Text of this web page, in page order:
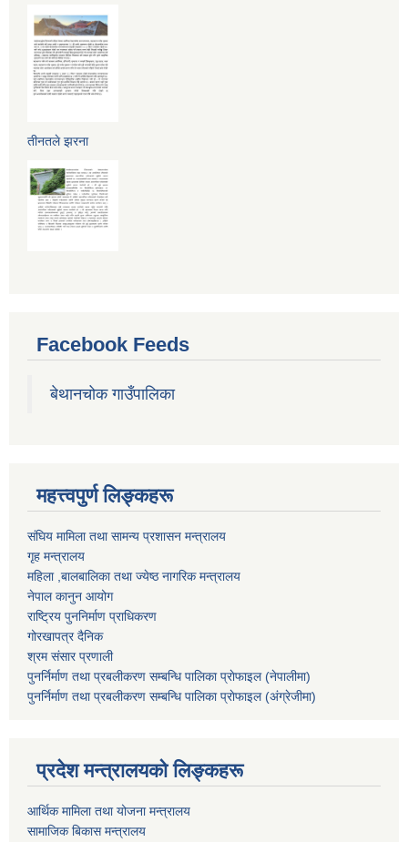
तीनतले झरना
Facebook Feeds
बेथानचोक गाउँपालिका
महत्त्वपुर्ण लिङ्कहरू
संघिय मामिला तथा सामन्य प्रशासन मन्त्रालय
गृह मन्त्रालय
महिला ,बालबालिका तथा ज्येष्ठ नागरिक मन्त्रालय
नेपाल कानुन आयोग
राष्ट्रिय पुननिर्माण प्राधिकरण
गोरखापत्र दैनिक
श्रम संसार प्रणाली
पुनर्निर्माण तथा प्रबलीकरण सम्बन्धि पालिका प्राेफाइल (नेपालीमा)
पुनर्निर्माण तथा प्रबलीकरण सम्बन्धि पालिका प्राेफाइल(अंग्रेजीमा)
प्रदेश मन्त्रालयको लिङ्कहरू
आर्थिक मामिला तथा योजना मन्त्रालय
सामाजिक बिकास मन्त्रालय